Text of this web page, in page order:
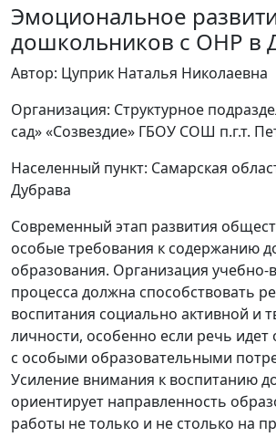
Эмоциональное
дошкольников с ОНР в
Автор: Цуприк Наталья Николаевна
Организация: Структурное
сад» «Созвездие» ГБОУ СОШ п.г.т.
Населенный пункт: Самарская
Дубрава
Современный этап развития
особые требования к содержанию
образования. Организация учебно-
процесса должна способствовать
воспитания социально активной и
личности, особенно если речь
с особыми образовательными
Усиление внимания к воспитанию
ориентирует направленность
работы не только и не столько на